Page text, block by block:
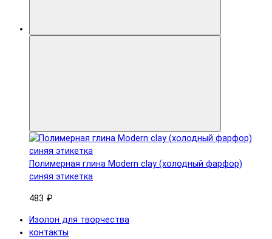
Полимерная глина Modern clay (холодный фарфор)
синяя этикетка
483 ₽
Изолон для творчества
контакты